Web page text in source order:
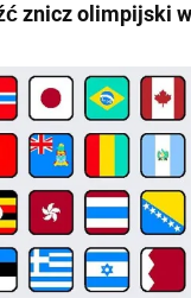
znicz olimpijski